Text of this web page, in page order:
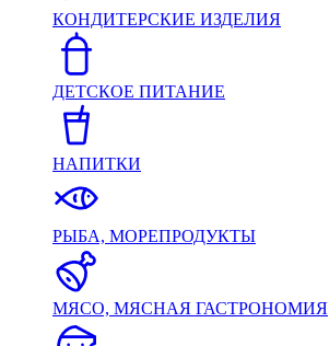
КОНДИТЕРСКИЕ ИЗДЕЛИЯ
ДЕТСКОЕ ПИТАНИЕ
НАПИТКИ
РЫБА, МОРЕПРОДУКТЫ
МЯСО, МЯСНАЯ ГАСТРОНОМИЯ